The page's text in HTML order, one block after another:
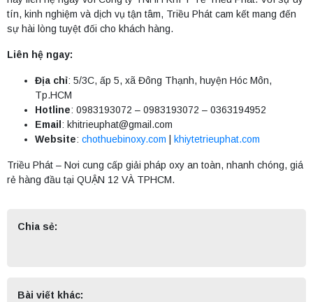
tín, kinh nghiệm và dịch vụ tận tâm, Triều Phát cam kết mang đến
sự hài lòng tuyệt đối cho khách hàng.
Liên hệ ngay:
Địa chỉ: 5/3C, ấp 5, xã Đông Thạnh, huyện Hóc Môn,
Tp.HCM
Hotline: 0983193072 – 0983193072 – 0363194952
Email : khitrieuphat@gmail.com
Website: chothuebinoxy.com khiytetrieuphat.com
Triều Phát – Nơi cung cấp giải pháp oxy an toàn, nhanh chóng, giá
rẻ hàng đầu tại QUẬN 12 VÀ TPHCM.
Chia sẻ:
Bài viết khác: